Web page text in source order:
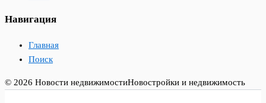
Навигация
Главная
Поиск
© 2026 Новости недвижимостиНовостройки и недвижимость